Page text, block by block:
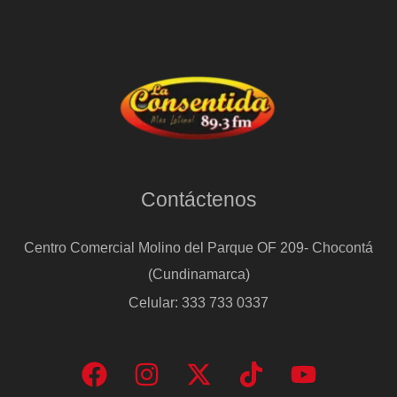
Contáctenos
Centro Comercial Molino del Parque OF 209- Chocontá
(Cundinamarca)
Celular: 333 733 0337